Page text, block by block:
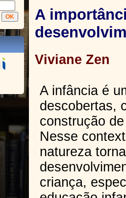
A
Viviane Zen
A infância é
descobertas,
construção
Nesse
natureza
criança,